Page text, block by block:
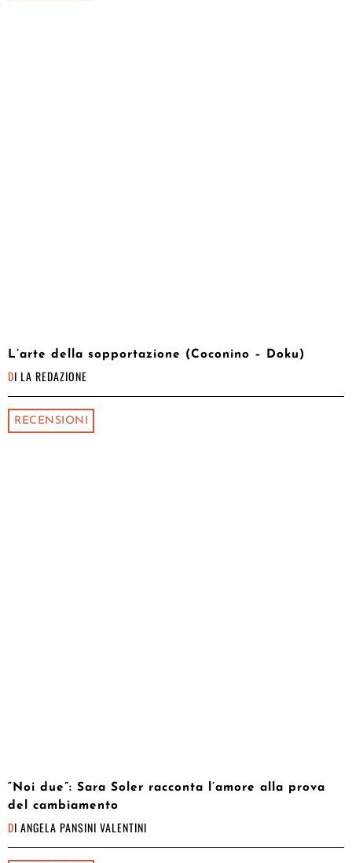
L’arte della sopportazione (Coconino – Doku)
DI LA REDAZIONE
RECENSIONI
“Noi due”: Sara Soler racconta l’amore alla prova
del cambiamento
DI ANGELA PANSINI VALENTINI